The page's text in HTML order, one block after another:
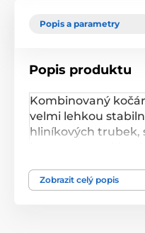
Popis a parametry
Popis produktu
Kombinovaný
velmi lehkou
hliníkových trubek,
je nastavitelná a
kočárku je
Zobrazit celý popis